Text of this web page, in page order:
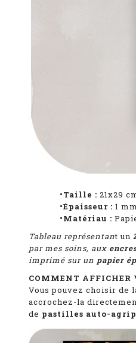
•Taille : 21x29
•Épaisseur : 1 mm
•Matériau :
Tableau représentant un
par mes soins, aux
imprimé sur un papier
COMMENT AFFICHER
Vous pouvez choisir de
accrochez-la
de pastilles auto-